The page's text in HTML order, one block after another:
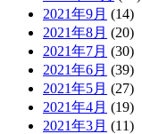
2021年9月 (14)
2021年8月 (20)
2021年7月 (30)
2021年6月 (39)
2021年5月 (27)
2021年4月 (19)
2021年3月 (11)